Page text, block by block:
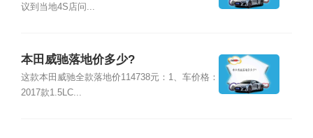
议到当地4S店问...
本田威驰落地价多少?
这款本田威驰全款落地价114738元：1、车价格：
2017款1.5LC...